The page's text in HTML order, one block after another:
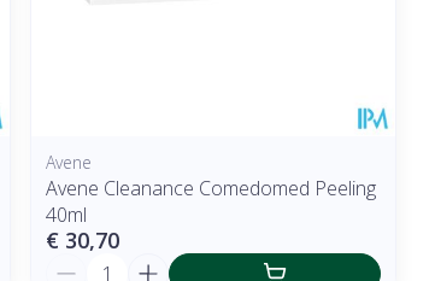
Avene
Avene Cleanance Comedomed Peeling
40ml
€ 30,70
Aantal